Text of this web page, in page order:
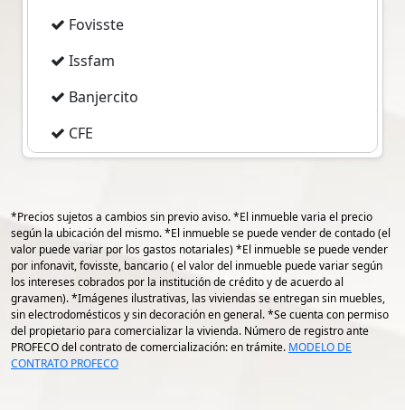
15.000 MIL LITROS, 3 ESTACIONAMIENTOS,
CASA PUEDE ADAPTARSE PARA POSADA
FAMILIAR Y RENTAR CUARTOS O INCLUSO
PUEDEN VIVIR 2 FAMILIAS.
nosotros te ayudamos a tramitar el que
más se ajuste a tus necesidades.
Nota El precio puede cambiar en cualquier
momento, sin previo aviso
Los gastos de escrituración y para contratar
el crédito hipotecario, son adicionales al
Fovisste
Issfam
Banjercito
CFE
gps 19.194895620982916
gps -96.13871785552753
*Precios sujetos a cambios sin previo aviso. *El inmueble varia el precio
según la ubicación del mismo. *El inmueble se puede vender de contado (el
valor puede variar por los gastos notariales) *El inmueble se puede vender
por infonavit, fovisste, bancario ( el valor del inmueble puede variar según
los intereses cobrados por la institución de crédito y de acuerdo al
gravamen). *Imágenes ilustrativas, las viviendas se entregan sin muebles,
sin electrodomésticos y sin decoración en general. *Se cuenta con permiso
del propietario para comercializar la vivienda. Número de registro ante
PROFECO del contrato de comercialización: en trámite. MODELO DE
CONTRATO PROFECO